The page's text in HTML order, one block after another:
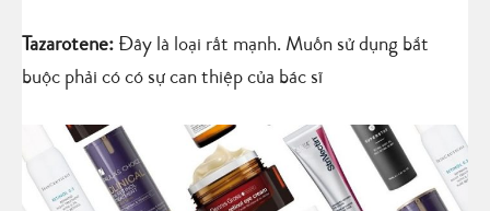
Tazarotene: Đây là loại rất mạnh. Muốn sử dụng bắt
buộc phải có có sự can thiệp của bác sĩ